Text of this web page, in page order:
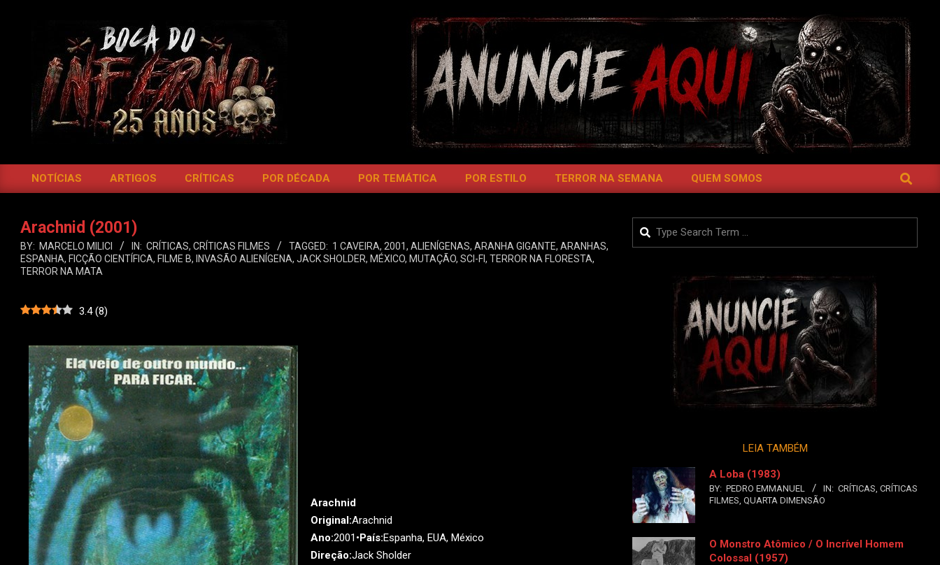
BOCA
DO
Primary
Menu
NOTÍCIAS ARTIGOS CRÍTICAS POR DÉCADA POR TEMÁTICA POR ESTILO TERROR NA SEMANA QUEM SOMOS SEARCH
Arachnid (2001)
BY: MARCELO MILICI IN: CRÍTICAS, CRÍTICAS FILMES TAGGED: 1 CAVEIRA, 2001, ALIENÍGENAS, ARANHA GIGANTE, ARANHAS,
ESPANHA, FICÇÃO CIENTÍFICA, FILME B, INVASÃO ALIENÍGENA, JACK SHOLDER, MÉXICO, MUTAÇÃO, SCI-FI, TERROR NA FLORESTA,
TERROR NA MATA
3.4 (8)
Arachnid
Original:Arachnid
Ano:2001•País:Espanha, EUA, México
Direção:Jack Sholder
Search
LEIA TAMBÉM
A Loba (1983)
BY: PEDRO EMMANUEL IN: CRÍTICAS, CRÍTICAS
FILMES, QUARTA DIMENSÃO
O Monstro Atômico / O Incrível Homem
Colossal (1957)